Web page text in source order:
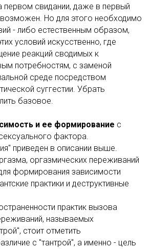
первом свидании, даже в первый
Но для этого необходимо
- либо естественным образом,
условий искусственно, где
реакций сводимых к
потребностям, с заменой
среде посредством
суггестии. Убрать
базовое.
и ее формирование с
фактора.
приведен в описании выше.
оргазмических переживаний
формирования зависимости
практики и деструктивные
практик вызова
называемых
стоит отметить
с "тантрой", а именно - цель